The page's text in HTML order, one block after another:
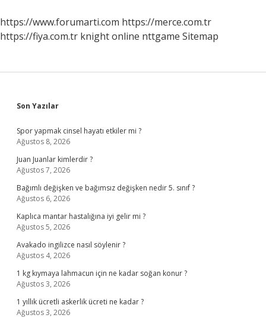
https://www.forumarti.com https://merce.com.tr
https://fiya.com.tr knight online nttgame Sitemap
Sidebar
Son Yazılar
Spor yapmak cinsel hayatı etkiler mi ?
Ağustos 8, 2026
Juan Juanlar kimlerdir ?
Ağustos 7, 2026
Bağımlı değişken ve bağımsız değişken nedir 5. sınıf ?
Ağustos 6, 2026
Kaplıca mantar hastalığına iyi gelir mi ?
Ağustos 5, 2026
Avakado ingilizce nasıl söylenir ?
Ağustos 4, 2026
1 kg kıymaya lahmacun için ne kadar soğan konur ?
Ağustos 3, 2026
1 yıllık ücretli askerlik ücreti ne kadar ?
Ağustos 3, 2026